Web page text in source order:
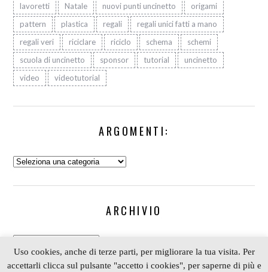
lavoretti
Natale nuovi punti uncinetto
origami
pattern
plastica regali
regali unici fatti a mano
regali veri
riciclare riciclo schema
schemi
scuola di uncinetto
sponsor tutorial
uncinetto
video
videotutorial
ARGOMENTI:
Argomenti:
ARCHIVIO
Archivio
Uso cookies, anche di terze parti, per migliorare la tua visita. Per
accettarli clicca sul pulsante "accetto i cookies", per saperne di più e